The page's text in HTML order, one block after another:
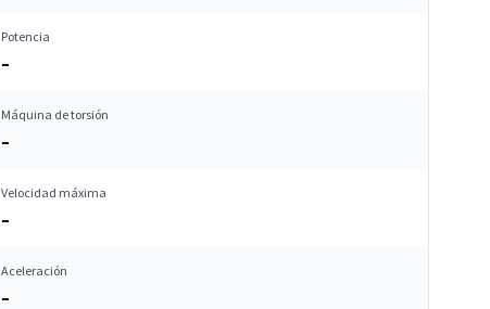
Potencia
–
Máquina de torsión
–
Velocidad máxima
–
Aceleración
–